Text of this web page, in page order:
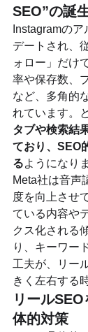
SEO”の誕
Instagramの
デートされ、
ォロー」だけ
率や保存数、
など、多角的
れています。
タブや検索結
ており、SEO
るようになり
Meta社は音声
度を向上させ
ている内容や
クス化される
り、キーワー
工夫が、リー
きく左右する
リール
体的対策